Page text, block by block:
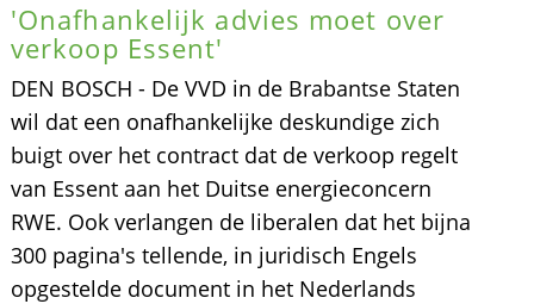
'Onafhankelijk advies moet over
verkoop Essent'
DEN BOSCH - De VVD in de Brabantse Staten
wil dat een onafhankelijke deskundige zich
buigt over het contract dat de verkoop regelt
van Essent aan het Duitse energieconcern
RWE. Ook verlangen de liberalen dat het bijna
300 pagina's tellende, in juridisch Engels
opgestelde document in het Nederlands